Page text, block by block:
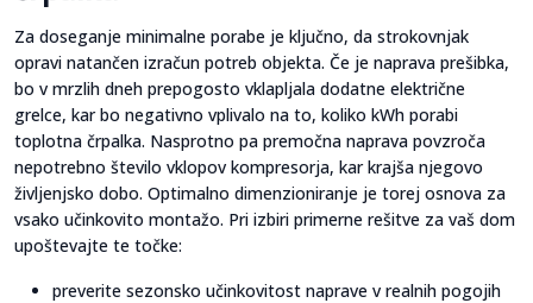
Za doseganje minimalne porabe je ključno, da strokovnjak
opravi natančen izračun potreb objekta. Če je naprava prešibka,
bo v mrzlih dneh prepogosto vklapljala dodatne električne
grelce, kar bo negativno vplivalo na to, koliko kWh porabi
toplotna črpalka. Nasprotno pa premočna naprava povzroča
nepotrebno število vklopov kompresorja, kar krajša njegovo
življenjsko dobo. Optimalno dimenzioniranje je torej osnova za
vsako učinkovito montažo. Pri izbiri primerne rešitve za vaš dom
upoštevajte te točke:
preverite sezonsko učinkovitost naprave v realnih pogojih